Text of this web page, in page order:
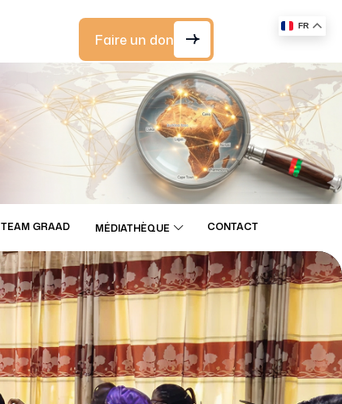
Faire un don
GRAAD MÉDIATHÈQUE CONTACT
FR